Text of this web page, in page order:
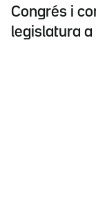
Congrés i
legislatura a